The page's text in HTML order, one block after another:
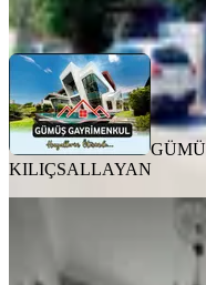
Ara
KILIÇSALLAYAN
Yeni